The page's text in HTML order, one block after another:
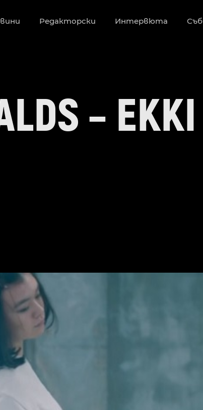
Редакторски Интервюта
– EKKI